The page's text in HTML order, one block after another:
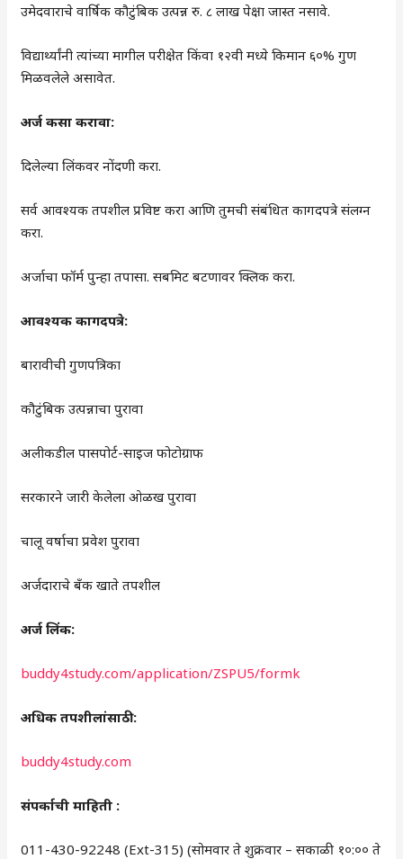
उमेदवाराचे वार्षिक कौटुंबिक उत्पन्न रु. ८ लाख पेक्षा जास्त नसावे.
विद्यार्थ्यांनी त्यांच्या मागील परीक्षेत किंवा १२वी मध्ये किमान ६०% गुण
मिळवलेले असावेत.
अर्ज कसा करावा:
दिलेल्या लिंकवर नोंदणी करा.
सर्व आवश्यक तपशील प्रविष्ट करा आणि तुमची संबंधित कागदपत्रे संलग्न
करा.
अर्जाचा फॉर्म पुन्हा तपासा. सबमिट बटणावर क्लिक करा.
आवश्यक कागदपत्रे:
बारावीची गुणपत्रिका
कौटुंबिक उत्पन्नाचा पुरावा
अलीकडील पासपोर्ट-साइज फोटोग्राफ
सरकारने जारी केलेला ओळख पुरावा
चालू वर्षाचा प्रवेश पुरावा
अर्जदाराचे बँक खाते तपशील
अर्ज लिंक:
buddy4study.com/application/ZSPU5/formk
अधिक तपशीलांसाठी:
buddy4study.com
संपर्काची माहिती :
011-430-92248 (Ext-315) (सोमवार ते शुक्रवार – सकाळी १०:०० ते